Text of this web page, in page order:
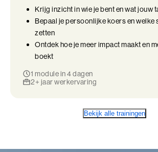
Krijg inzicht in wie je bent en wat jouw
Bepaal je persoonlijke koers en welke
zetten
Ontdek hoe je meer impact maakt en
boekt
1 module in 4 dagen
2+ jaar werkervaring
Bekijk alle trainingen